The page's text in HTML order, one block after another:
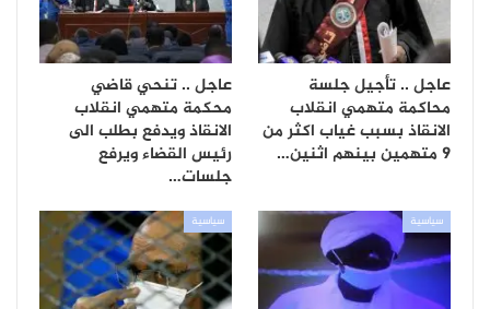
عاجل .. تأجيل جلسة
محاكمة متهمي انقلاب
الانقاذ بسبب غياب اكثر من
9 متهمين بينهم اثنين…
عاجل .. تنحي قاضي
محكمة متهمي انقلاب
الانقاذ ويدفع بطلب الى
رئيس القضاء ويرفع
جلسات…
سياسية سياسية